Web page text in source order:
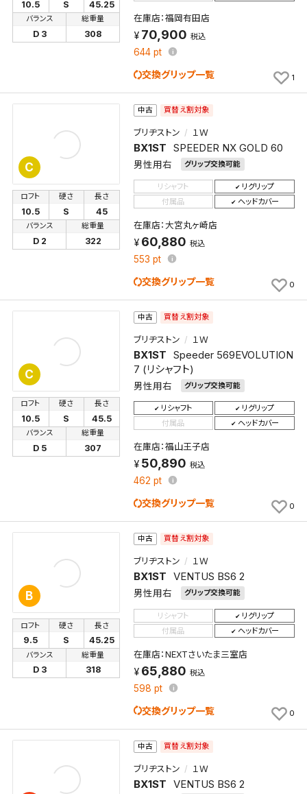
10.5 S 45.25
バランス
D 3
総重量
308
在庫店：福岡有田店
70,900 税込
644 pt
交換グリップ一覧 1
C
中古 買替え割対象
ブリヂストン １Ｗ
BX1ST SPEEDER NX GOLD 60
男性用右 グリップ交換可能
ロフト
10.5
硬さ
S
長さ
45
バランス
D 2
総重量
322
リシャフト
リグリップ
付属品
ヘッドカバー
在庫店：大宮丸ヶ崎店
60,880 税込
553 pt
交換グリップ一覧 0
C
中古 買替え割対象
ブリヂストン １Ｗ
BX1ST Speeder 569EVOLUTION
7 (リシャフト)
男性用右 グリップ交換可能
ロフト
10.5
硬さ
S
長さ
45.5
バランス
D 5
総重量
307
リシャフト
リグリップ
付属品
ヘッドカバー
在庫店：福山王子店
50,890 税込
462 pt
交換グリップ一覧 0
B
中古 買替え割対象
ブリヂストン １Ｗ
BX1ST VENTUS BS6 2
男性用右 グリップ交換可能
ロフト
9.5
硬さ
S
長さ
45.25
バランス
D 3
総重量
318
リシャフト
リグリップ
付属品
ヘッドカバー
在庫店：NEXTさいたま三室店
65,880 税込
598 pt
交換グリップ一覧 0
中古 買替え割対象
ブリヂストン １Ｗ
BX1ST VENTUS BS6 2